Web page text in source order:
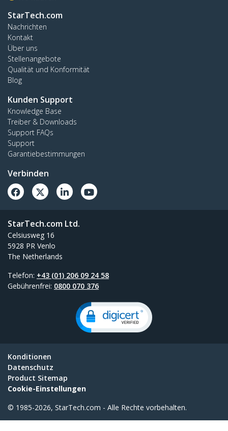
StarTech.com
Nachrichten
Kontakt
Über uns
Stellenangebote
Qualität und Konformität
Blog
Kunden Support
Knowledge Base
Treiber & Downloads
Support FAQs
Support
Garantiebestimmungen
Verbinden
StarTech.com Ltd.
Celsiusweg 16
5928 PR Venlo
The Netherlands
Telefon: +43 (01) 206 09 24 58
Gebührenfrei: 0800 070 376
Konditionen
Datenschutz
Product Sitemap
Cookie-Einstellungen
© 1985-2026, StarTech.com - Alle Rechte vorbehalten.